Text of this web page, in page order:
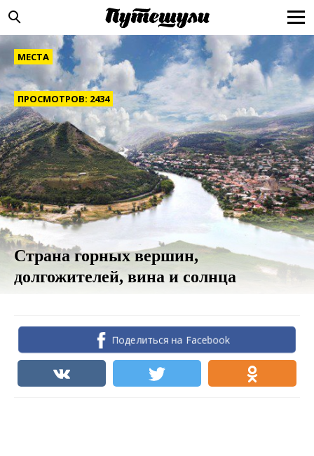
МЕСТА
ПРОСМОТРОВ: 2434
Страна горных вершин,
долгожителей, вина и солнца
Поделиться на Facebook